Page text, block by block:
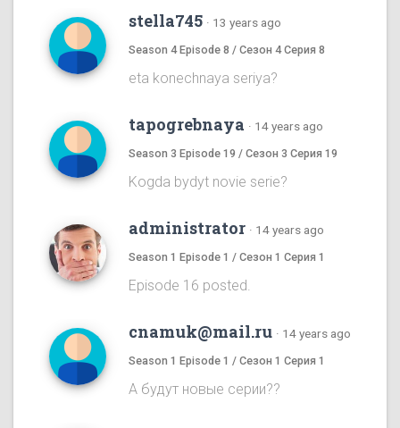
stella745 · 13 years ago
Season 4 Episode 8 / Сезон 4 Серия 8
eta konechnaya seriya?
tapogrebnaya · 14 years ago
Season 3 Episode 19 / Сезон 3 Серия 19
Kogda bydyt novie serie?
administrator · 14 years ago
Season 1 Episode 1 / Сезон 1 Серия 1
Episode 16 posted.
cnamuk@mail.ru · 14 years ago
Season 1 Episode 1 / Сезон 1 Серия 1
А будут новые серии??